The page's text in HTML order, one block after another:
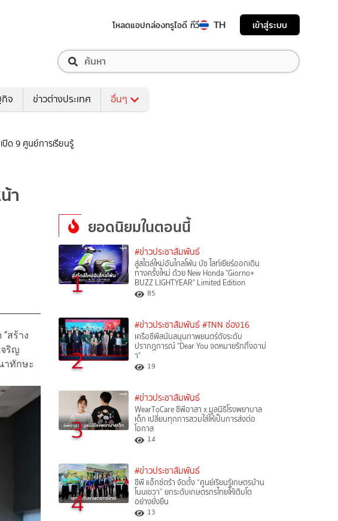
โหลดแอปกล่องทรูไอดี ทีวี TH เข้าสู่ระบบ
กิจ ข่าวต่างประเทศ อื่นๆ
ด 9 ศูนย์การเรียนรู้
า
สร้าง
จริญ
าทักษะ
ยอดนิยมในตอนนี้
1
#ข่าวประชาสัมพันธ์
สู่สไตล์ใหม่อันไกลโพ้น บัซ ไลท์เยียร์ออกเดิน
ทางครั้งใหม่ ด้วย New Honda "Giorno+
BUZZ LIGHTYEAR" Limited Edition
85
2
#ข่าวประชาสัมพันธ์ #TNN ช่อง16
เครือซีพีสนับสนุนภาพยนตร์ดังระดับ
ปรากฏการณ์ "Dear You จดหมายรักถึงอาม่
า"
19
3
#ข่าวประชาสัมพันธ์
WearToCare ซีพีอาสา x มูลนิธิโรงพยาบาล
เด็ก เปลี่ยนทุกการสวมใส่ให้เป็นการส่งต่อ
โอกาส
14
4
#ข่าวประชาสัมพันธ์
ซีพี แอ็กซ์ตร้า จัดตั้ง “ศูนย์เรียนรู้เกษตรบ้าน
โนนเขวา” ยกระดับเกษตรกรไทยให้เติบโต
อย่างยั่งยืน
13